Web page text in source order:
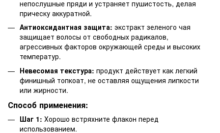
непослушные пряди и устраняет пушистость, делая
прическу аккуратной.
Антиоксидантная защита: экстракт зеленого чая
защищает волосы от свободных радикалов,
агрессивных факторов окружающей среды и высоких
температур.
Невесомая текстура: продукт действует как легкий
финишный топкоат, не оставляя ощущения липкости
или жирности.
Способ применения:
Шаг 1: Хорошо встряхните флакон перед
использованием.